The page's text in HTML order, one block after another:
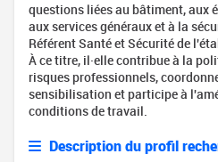
questions liées au bâtiment, aux
aux services généraux et à la
Référent Santé et Sécurité de
À ce titre, il·elle contribue à la
risques professionnels,
sensibilisation et participe à
conditions de travail.
Description du profil